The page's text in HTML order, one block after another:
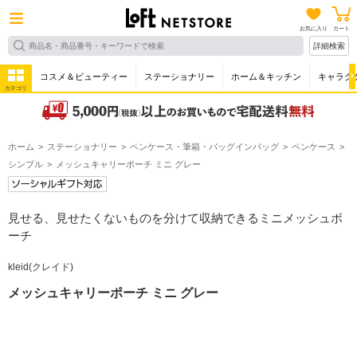
お気に入り カート
詳細検索
カテゴリ
コスメ＆ビューティー ステーショナリー ホーム＆キッチン キャラク
ホーム ステーショナリー ペンケース・筆箱・バッグインバッグ
ペンケース
シンプル
メッシュキャリーポーチ ミニ グレー
見せる、見せたくないものを分けて収納できるミニメッシュポ
ーチ
kleid(クレイド)
メッシュキャリーポーチ ミニ グレー